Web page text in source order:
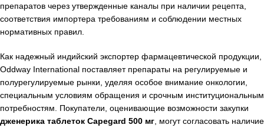
препаратов через утвержденные каналы при наличии рецепта,
соответствия импортера требованиям и соблюдении местных
нормативных правил.
Как надежный индийский экспортер фармацевтической продукции,
Oddway International поставляет препараты на регулируемые и
полурегулируемые рынки, уделяя особое внимание онкологии,
специальным условиям обращения и срочным институциональным
потребностям. Покупатели, оценивающие возможности закупки
дженерика таблеток Capegard 500 мг , могут согласовать наличие